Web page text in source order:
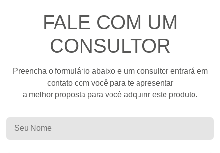
FALE COM UM
CONSULTOR
Preencha o formulário abaixo e um consultor entrará em
contato com você para te apresentar
a melhor proposta para você adquirir este produto.